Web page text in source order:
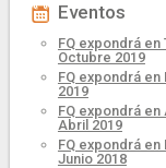
Eventos
FQ expondrá en
Octubre 2019
FQ expondrá en
2019
FQ expondrá en
Abril 2019
FQ expondrá en
Junio 2018